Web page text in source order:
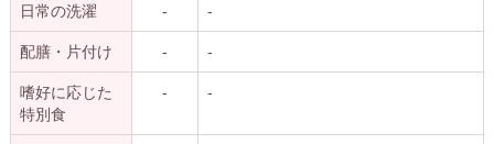
日常の洗濯 - -
配膳・片付け - -
嗜好に応じた
特別食
- -